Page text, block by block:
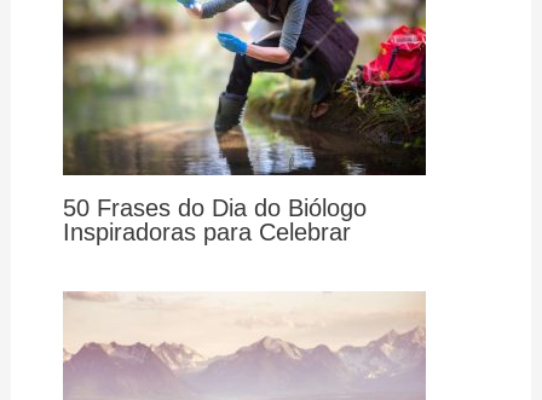
50 Frases do Dia do Biólogo
Inspiradoras para Celebrar